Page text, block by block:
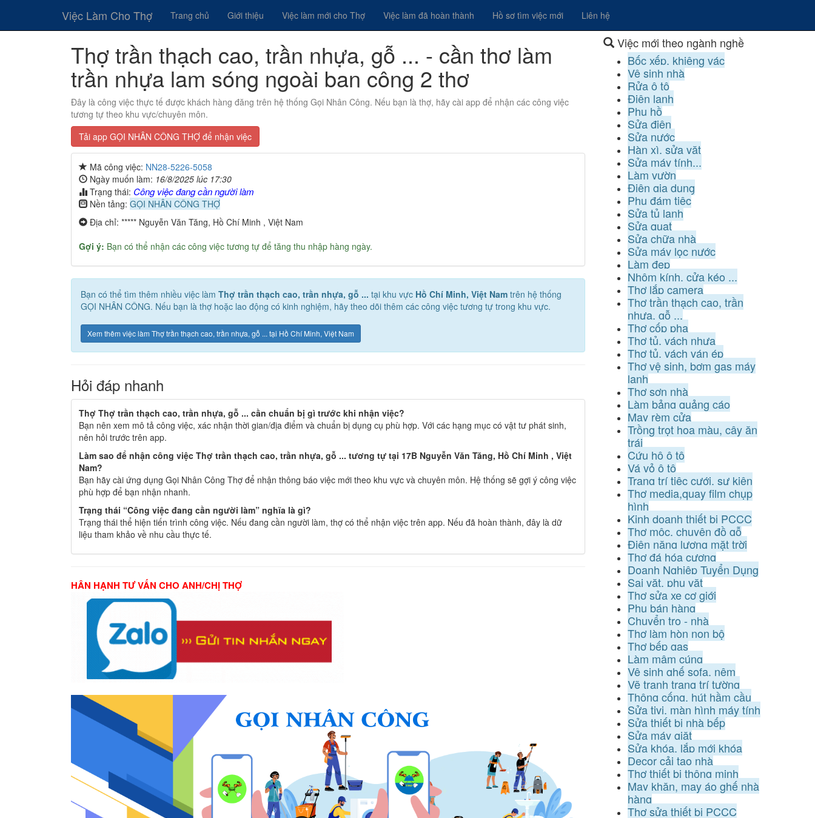
Việc Làm Cho Thợ Trang chủ Giới thiệu Việc làm mới cho Thợ Việc làm đã hoàn thành Hồ sơ tìm việc mới Liên hệ
Thợ trần thạch cao, trần nhựa, gỗ ... - cần thơ làm
trần nhựa lam sóng ngoài ban công 2 thơ
Đây là công việc thực tế được khách hàng đăng trên hệ thống Gọi Nhân Công. Nếu bạn là thợ, hãy cài app để nhận các công việc
tương tự theo khu vực/chuyên môn.
Tải app GỌI NHÂN CÔNG THỢ để nhận việc
Mã công việc: NN28-5226-5058
Ngày muốn làm: 16/8/2025 lúc 17:30
Trạng thái: Công việc đang cần người làm
Nền tảng: GỌI NHÂN CÔNG THỢ
Địa chỉ: ***** Nguyễn Văn Tăng, Hồ Chí Minh , Việt Nam
Gợi ý: Bạn có thể nhận các công việc tương tự để tăng thu nhập hàng ngày.
Bạn có thể tìm thêm nhiều việc làm Thợ trần thạch cao, trần nhựa, gỗ ... tại khu vực Hồ Chí Minh, Việt Nam trên hệ thống
GỌI NHÂN CÔNG. Nếu bạn là thợ hoặc lao động có kinh nghiệm, hãy theo dõi thêm các công việc tương tự trong khu vực.
Xem thêm việc làm Thợ trần thạch cao, trần nhựa, gỗ ... tại Hồ Chí Minh, Việt Nam
Hỏi đáp nhanh
Thợ Thợ trần thạch cao, trần nhựa, gỗ ... cần chuẩn bị gì trước khi nhận việc?
Bạn nên xem mô tả công việc, xác nhận thời gian/địa điểm và chuẩn bị dụng cụ phù hợp. Với các hạng mục có vật tư phát sinh,
nên hỏi trước trên app.
Làm sao để nhận công việc Thợ trần thạch cao, trần nhựa, gỗ ... tương tự tại 17B Nguyễn Văn Tăng, Hồ Chí Minh , Việt
Nam?
Bạn hãy cài ứng dụng Gọi Nhân Công Thợ để nhận thông báo việc mới theo khu vực và chuyên môn. Hệ thống sẽ gợi ý công việc
phù hợp để bạn nhận nhanh.
Trạng thái “Công việc đang cần người làm” nghĩa là gì?
Trạng thái thể hiện tiến trình công việc. Nếu đang cần người làm, thợ có thể nhận việc trên app. Nếu đã hoàn thành, đây là dữ
liệu tham khảo về nhu cầu thực tế.
HÂN HẠNH TƯ VẤN CHO ANH/CHỊ THỢ
Việc mới theo ngành nghề
Bốc xếp, khiêng vác
Vệ sinh nhà
Rửa ô tô
Điện lạnh
Phụ hồ
Sửa điện
Sửa nước
Hàn xì, sửa vặt
Sửa máy tính...
Làm vườn
Điện gia dụng
Phụ đám tiệc
Sửa tủ lạnh
Sửa quạt
Sửa chữa nhà
Sửa máy lọc nước
Làm đẹp
Nhôm kính, cửa kéo ...
Thợ lắp camera
Thợ trần thạch cao, trần
nhựa, gỗ ...
Thợ cốp pha
Thợ tủ, vách nhựa
Thợ tủ, vách ván ép
Thợ vệ sinh, bơm gas máy
lạnh
Thợ sơn nhà
Làm bảng quảng cáo
May rèm cửa
Trồng trọt hoa màu, cây ăn
trái
Cứu hộ ô tô
Vá vỏ ô tô
Trang trí tiệc cưới, sự kiện
Thợ media,quay film chụp
hình
Kinh doanh thiết bị PCCC
Thợ mộc, chuyên đồ gỗ
Điện năng lượng mặt trời
Thợ đá hóa cương
Doanh Nghiệp Tuyển Dụng
Sai vặt, phụ vặt
Thợ sửa xe cơ giới
Phụ bán hàng
Chuyển trọ - nhà
Thợ làm hòn non bộ
Thợ bếp gas
Làm mâm cúng
Vệ sinh ghế sofa, nệm
Vẽ tranh trang trí tường
Thông cống, hút hầm cầu
Sửa tivi, màn hình máy tính
Sửa thiết bị nhà bếp
Sửa máy giặt
Sửa khóa, lắp mới khóa
Decor cải tạo nhà
Thợ thiết bị thông minh
May khăn, may áo ghế nhà
hàng
Thợ sửa thiết bị PCCC